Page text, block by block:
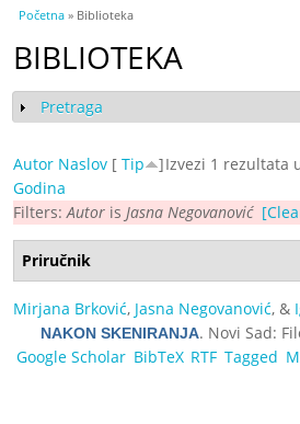
You are here
Početna » Biblioteka
BIBLIOTEKA
Show
Pretraga
Izvezi 1 rezultata
Autor Naslov [ Tip
]
Godina
Filters: Autor is Jasna Negovanović
Priručnik
Mirjana Brković, Jasna Negovanović, &
NAKON SKENIRANJA. Novi Sad:
Google Scholar BibTeX RTF Tagged